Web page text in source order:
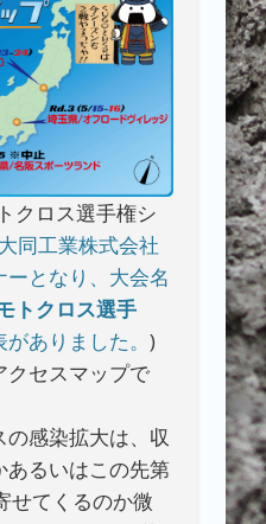
クロス選手権シ
同工業株式会社
となり、大会名
トクロス選手
がありました。)
クセスマップで
感染拡大は、収
あるいはこの先第
せてくるのか微